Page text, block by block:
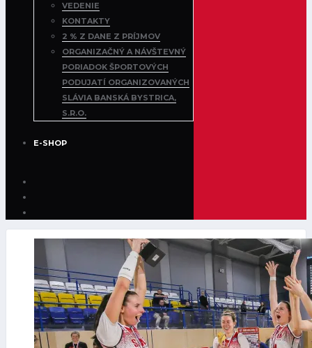
VEDENIE
KONTAKTY
2 % Z DANE Z PRÍJMOV
ORGANIZAČNÝ A NÁVŠTEVNÝ
PORIADOK ŠPORTOVÝCH
PODUJATÍ ORGANIZOVANÝCH
SLÁVIA BANSKÁ BYSTRICA,
S.R.O.
E-SHOP